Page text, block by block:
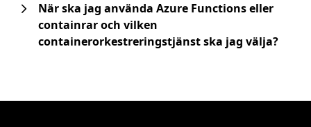
När ska jag använda Azure Functions eller
containrar och vilken
containerorkestreringstjänst ska jag välja?